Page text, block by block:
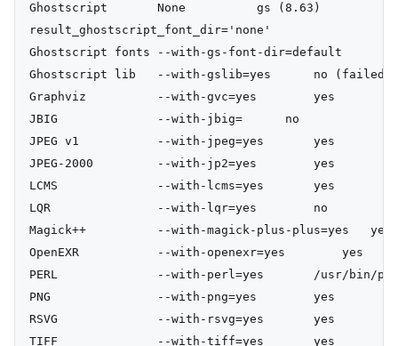
Ghostscript       None          gs (8.63)
result_ghostscript_font_dir='none'
Ghostscript fonts --with-gs-font-dir=default
Ghostscript lib   --with-gslib=yes      no (failed
Graphviz          --with-gvc=yes        yes
JBIG              --with-jbig=      no
JPEG v1           --with-jpeg=yes       yes
JPEG-2000         --with-jp2=yes        yes
LCMS              --with-lcms=yes       yes
LQR               --with-lqr=yes        no
Magick++          --with-magick-plus-plus=yes   yes
OpenEXR           --with-openexr=yes        yes
PERL              --with-perl=yes       /usr/bin/
PNG               --with-png=yes        yes
RSVG              --with-rsvg=yes       yes
TIFF              --with-tiff=yes       yes